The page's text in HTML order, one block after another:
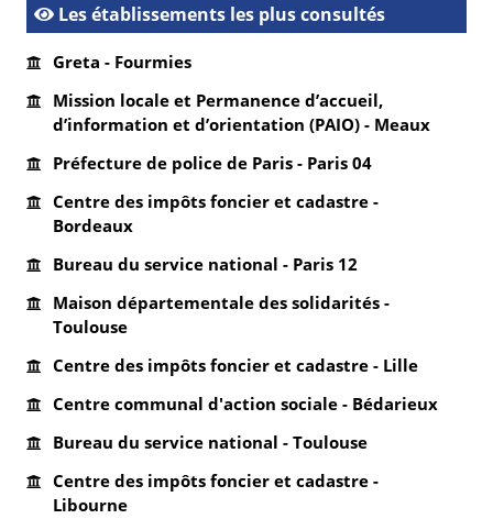
Les établissements les plus consultés
Greta - Fourmies
Mission locale et Permanence d’accueil,
d’information et d’orientation (PAIO) - Meaux
Préfecture de police de Paris - Paris 04
Centre des impôts foncier et cadastre -
Bordeaux
Bureau du service national - Paris 12
Maison départementale des solidarités -
Toulouse
Centre des impôts foncier et cadastre - Lille
Centre communal d'action sociale - Bédarieux
Bureau du service national - Toulouse
Centre des impôts foncier et cadastre -
Libourne